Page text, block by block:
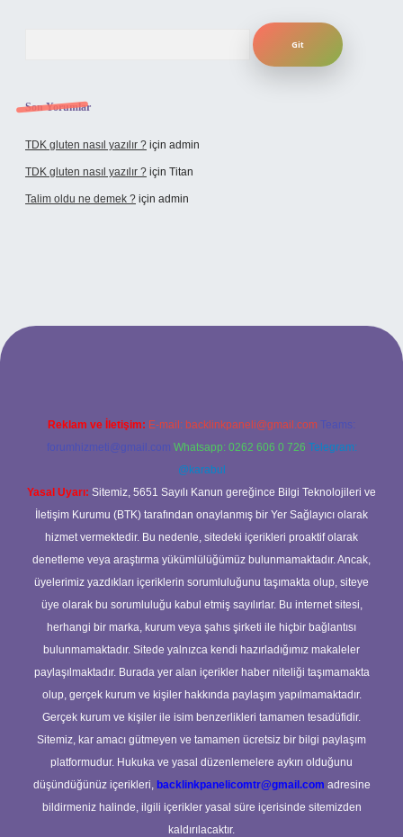
Son Yorumlar
TDK gluten nasıl yazılır ? için admin
TDK gluten nasıl yazılır ? için Titan
Talim oldu ne demek ? için admin
giriş
Reklam ve İletişim: E-mail: backlinkpaneli@gmail.com Teams:
forumhizmeti@gmail.com Whatsapp: 0262 606 0 726 Telegram:
@karabul
Yasal Uyarı: Sitemiz, 5651 Sayılı Kanun gereğince Bilgi Teknolojileri ve
İletişim Kurumu (BTK) tarafından onaylanmış bir Yer Sağlayıcı olarak
hizmet vermektedir. Bu nedenle, sitedeki içerikleri proaktif olarak
denetleme veya araştırma yükümlülüğümüz bulunmamaktadır. Ancak,
üyelerimiz yazdıkları içeriklerin sorumluluğunu taşımakta olup, siteye
üye olarak bu sorumluluğu kabul etmiş sayılırlar. Bu internet sitesi,
herhangi bir marka, kurum veya şahıs şirketi ile hiçbir bağlantısı
bulunmamaktadır. Sitede yalnızca kendi hazırladığımız makaleler
paylaşılmaktadır. Burada yer alan içerikler haber niteliği taşımamakta
olup, gerçek kurum ve kişiler hakkında paylaşım yapılmamaktadır.
Gerçek kurum ve kişiler ile isim benzerlikleri tamamen tesadüfidir.
Sitemiz, kar amacı gütmeyen ve tamamen ücretsiz bir bilgi paylaşım
platformudur. Hukuka ve yasal düzenlemelere aykırı olduğunu
düşündüğünüz içerikleri, backlinkpanelicomtr@gmail.com adresine
bildirmeniz halinde, ilgili içerikler yasal süre içerisinde sitemizden
kaldırılacaktır.